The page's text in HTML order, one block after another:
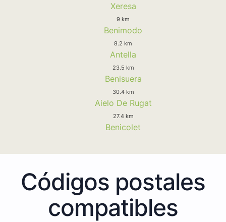
Xeresa
9 km
Benimodo
8.2 km
Antella
23.5 km
Benisuera
30.4 km
Aielo De Rugat
27.4 km
Benicolet
Códigos postales
compatibles